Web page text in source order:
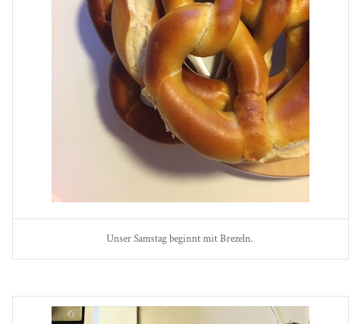
Unser Samstag beginnt mit Brezeln.